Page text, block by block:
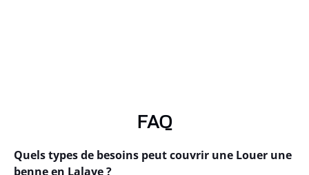
FAQ
Quels types de besoins peut couvrir une Louer une
benne en Lalaye ?